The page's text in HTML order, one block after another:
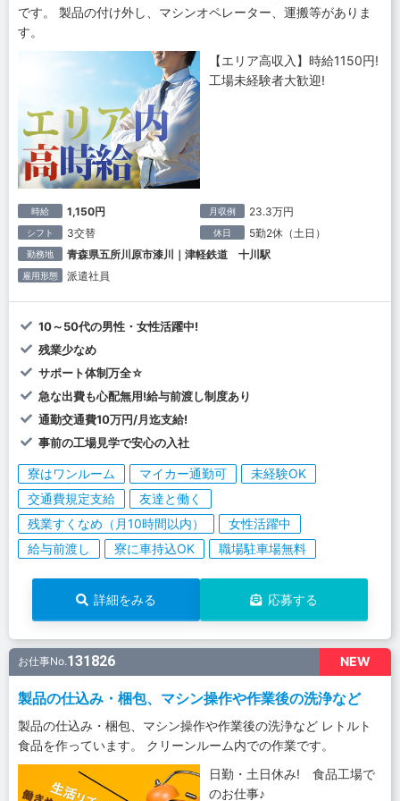
です。 製品の付け外し、マシンオペレーター、運搬等がありま
す。
【エリア高収入】時給1150円!
工場未経験者大歓迎!
時給 1,150円 月収例 23.3万円
シフト 3交替 休日 5勤2休（土日）
勤務地 青森県五所川原市漆川｜津軽鉄道 十川駅
雇用形態 派遣社員
10～50代の男性・女性活躍中!
残業少なめ
サポート体制万全☆
急な出費も心配無用!給与前渡し制度あり
通勤交通費10万円/月迄支給!
事前の工場見学で安心の入社
寮はワンルーム マイカー通勤可
未経験OK
交通費規定支給
友達と働く
残業すくなめ（月10時間以内）
女性活躍中
給与前渡し
寮に車持込OK 職場駐車場無料
詳細をみる 応募する
NEW
お仕事No.131826
製品の仕込み・梱包、マシン操作や作業後の洗浄など
製品の仕込み・梱包、マシン操作や作業後の洗浄など レトルト
食品を作っています。 クリーンルーム内での作業です。
日勤・土日休み! 食品工場で
のお仕事♪